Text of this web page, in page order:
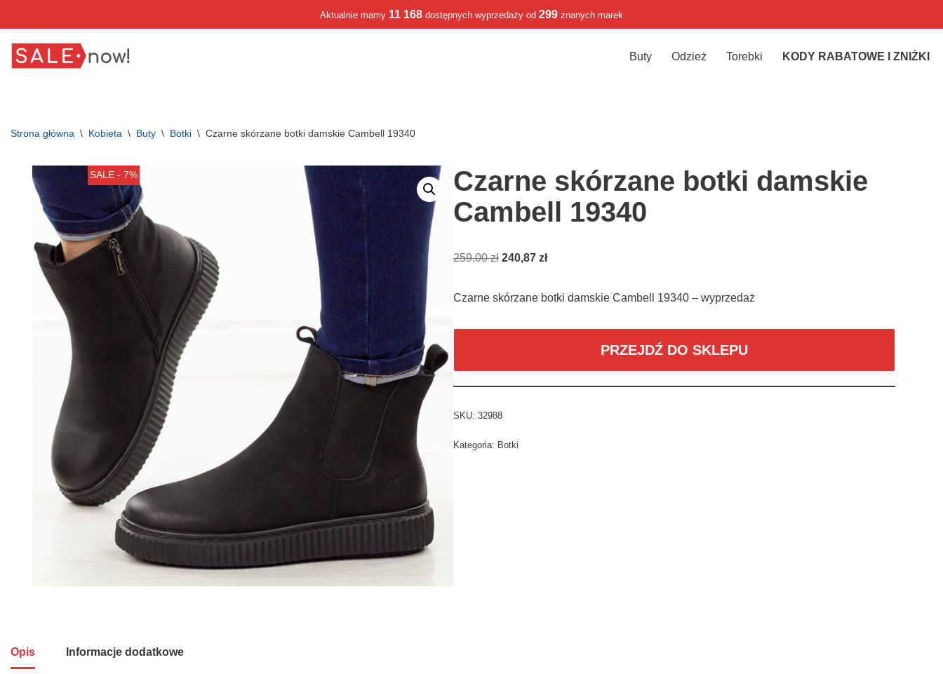
do
Aktualnie mamy 11 168 dostępnych wyprzedaży od 299 znanych marek
Buty Odzież Torebki KODY RABATOWE I ZNIŻKI
Strona główna \ Kobieta \ Buty \ Botki \ Czarne skórzane botki damskie Cambell 19340
SALE - 7%
Czarne skórzane botki damskie
Cambell 19340
259,00zł 240,87 zł
Czarne skórzane botki damskie Cambell 19340 – wyprzedaż
PRZEJDŹ DO SKLEPU
SKU: 32988
Kategoria: Botki
Opis Informacje dodatkowe